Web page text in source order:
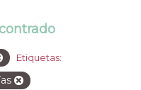
Etiquetas: